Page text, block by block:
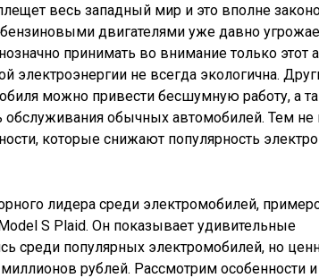
весь западный мир и это вполне
двигателями уже давно
принимать во внимание только этот
электроэнергии не всегда экологична.
можно привести бесшумную работу, а
обслуживания обычных автомобилей. Тем не
которые снижают популярность
лидера среди электромобилей,
S Plaid. Он показывает удивительные
среди популярных электромобилей, но
рублей. Рассмотрим особенности и